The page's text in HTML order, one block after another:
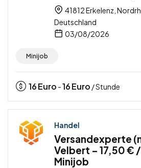
41812 Erkelenz,
Deutschland
03/08/2026
Minijob
16Euro -16Euro / Stunde
Handel
Versandexperte
Velbert – 17,50 €
Minijob